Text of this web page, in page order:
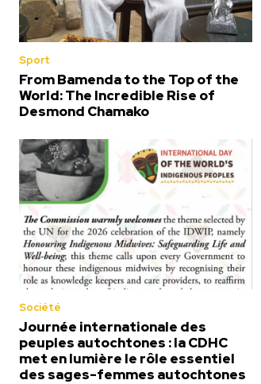
Sport
From Bamenda to the Top of the
World: The Incredible Rise of
Desmond Chamako
Société
Journée internationale des
peuples autochtones : la CDHC
met en lumière le rôle essentiel
des sages-femmes autochtones